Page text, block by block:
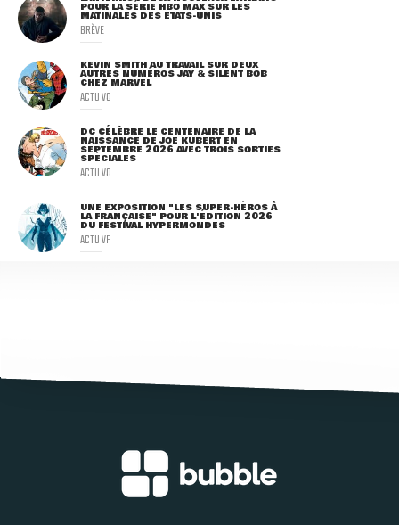
POUR LA SÉRIE HBO MAX SUR LES
MATINALES DES ETATS-UNIS
BRÈVE
KEVIN SMITH AU TRAVAIL SUR DEUX
AUTRES NUMÉROS JAY & SILENT BOB
CHEZ MARVEL
ACTU VO
DC CÉLÈBRE LE CENTENAIRE DE LA
NAISSANCE DE JOE KUBERT EN
SEPTEMBRE 2026 AVEC TROIS SORTIES
SPÉCIALES
ACTU VO
UNE EXPOSITION "LES SUPER-HÉROS À
LA FRANÇAISE" POUR L'ÉDITION 2026
DU FESTIVAL HYPERMONDES
ACTU VF